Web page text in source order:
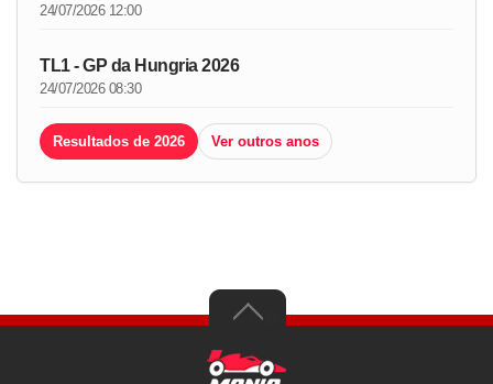
24/07/2026 12:00
TL1 - GP da Hungria 2026
24/07/2026 08:30
Resultados de 2026 Ver outros anos